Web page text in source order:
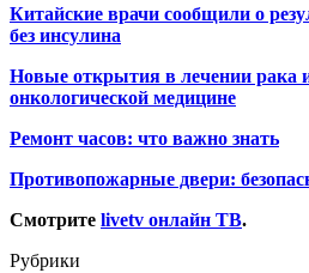
Китайские врачи сообщили о
без инсулина
Новые открытия в лечении рака
онкологической медицине
Ремонт часов: что важно знать
Противопожарные двери:
Смотрите livetv онлайн ТВ.
Рубрики